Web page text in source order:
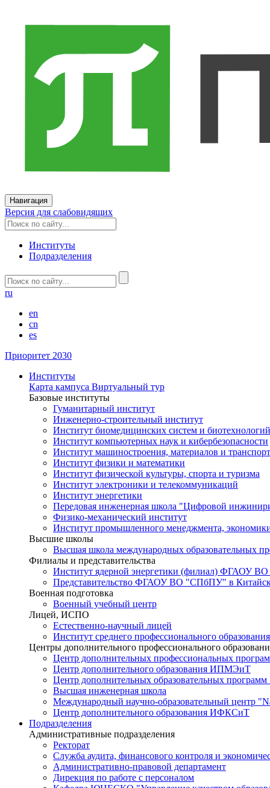
Навигация
Версия для слабовидящих
Институты
Подразделения
ru
en
cn
es
Приоритет 2030
Институты
Карта кампуса Виртуальный тур
Базовые институты
Гуманитарный институт
Инженерно-строительный институт
Институт биомедицинских систем и биотехнологий
Институт компьютерных наук и кибербезопасности
Институт машиностроения, материалов и
Институт физики и математики
Институт физической культуры, спорта и туризма
Институт электроники и телекоммуникаций
Институт энергетики
Передовая инженерная школа "Цифровой
Физико-механический институт
Институт промышленного менеджмента,
Высшие школы
Высшая школа международных образовательных
Филиалы и представительства
Институт ядерной энергетики (филиал) ФГАОУ
Представительство ФГАОУ ВО "СПбПУ" в
Военная подготовка
Военный учебный центр
Лицей, ИСПО
Естественно-научный лицей
Институт среднего профессионального образования
Центры дополнительного профессионального
Центр дополнительных профессиональных
Центр дополнительного образования ИПМЭиТ
Центр дополнительных образовательных
Высшая инженерная школа
Международный научно-образовательный центр
Центр дополнительного образования ИФКСиТ
Подразделения
Административные подразделения
Ректорат
Служба аудита, финансового контроля и
Административно-правовой департамент
Дирекция по работе с персоналом